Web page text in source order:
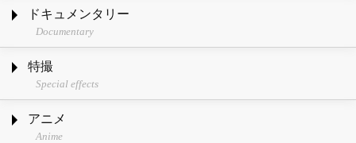
ドキュメンタリー
Documentary
特撮
Special effects
アニメ
Anime